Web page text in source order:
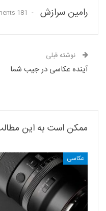
رامین سرازش 181 Posts
نوشته قبلی
آینده‌ عکاسی در جیب شما
ممکن است به این
عکاسی